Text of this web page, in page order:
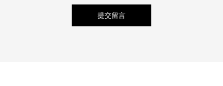
提交留言